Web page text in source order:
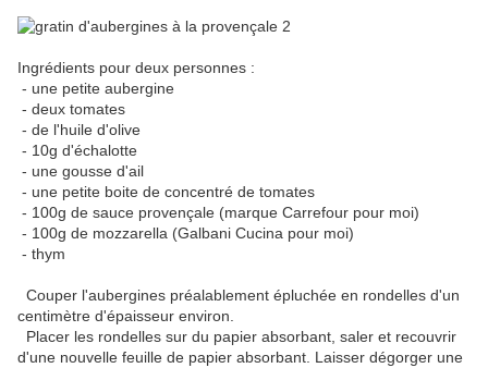
Ingrédients pour deux personnes :
- une petite aubergine
- deux tomates
- de l'huile d'olive
- 10g d'échalotte
- une gousse d'ail
- une petite boite de concentré de tomates
- 100g de sauce provençale (marque Carrefour pour moi)
- 100g de mozzarella (Galbani Cucina pour moi)
- thym
Couper l'aubergines préalablement épluchée en rondelles d'un
centimètre d'épaisseur environ.
Placer les rondelles sur du papier absorbant, saler et recouvrir
d'une nouvelle feuille de papier absorbant. Laisser dégorger une